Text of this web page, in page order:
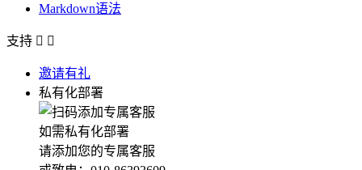
Markdown语法
支持  
邀请有礼
私有化部署
如需私有化部署
请添加您的专属客服